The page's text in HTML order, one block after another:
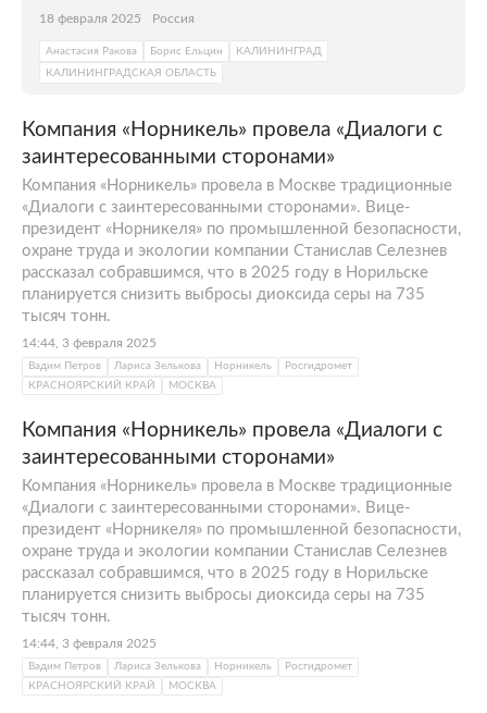
18 февраля 2025 Россия
Анастасия Ракова Борис Ельцин
КАЛИНИНГРАД
КАЛИНИНГРАДСКАЯ ОБЛАСТЬ
Компания «Норникель» провела «Диалоги с
заинтересованными сторонами»
Компания «Норникель» провела в Москве традиционные
«Диалоги с заинтересованными сторонами». Вице-
президент «Норникеля» по промышленной безопасности,
охране труда и экологии компании Станислав Селезнев
рассказал собравшимся, что в 2025 году в Норильске
планируется снизить выбросы диоксида серы на 735
тысяч тонн.
14:44, 3 февраля 2025
Вадим Петров Лариса Зелькова Норникель
Росгидромет
КРАСНОЯРСКИЙ КРАЙ
МОСКВА
Компания «Норникель» провела «Диалоги с
заинтересованными сторонами»
Компания «Норникель» провела в Москве традиционные
«Диалоги с заинтересованными сторонами». Вице-
президент «Норникеля» по промышленной безопасности,
охране труда и экологии компании Станислав Селезнев
рассказал собравшимся, что в 2025 году в Норильске
планируется снизить выбросы диоксида серы на 735
тысяч тонн.
14:44, 3 февраля 2025
Вадим Петров Лариса Зелькова Норникель
Росгидромет
КРАСНОЯРСКИЙ КРАЙ
МОСКВА